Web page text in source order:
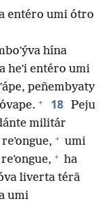
entéro umi ótro
hína
heʼi entéro umi
peñembyaty
+ 18 Peju
militár
+ umi
+ ha
liverta térã
umi